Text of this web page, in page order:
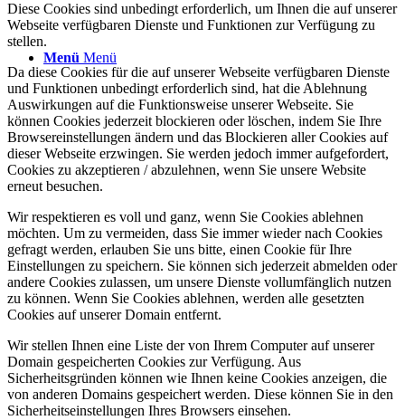
Menü Menü
Diese Cookies sind unbedingt erforderlich, um Ihnen die auf unserer
Webseite verfügbaren Dienste und Funktionen zur Verfügung zu
stellen.
Da diese Cookies für die auf unserer Webseite verfügbaren Dienste
und Funktionen unbedingt erforderlich sind, hat die Ablehnung
Auswirkungen auf die Funktionsweise unserer Webseite. Sie
können Cookies jederzeit blockieren oder löschen, indem Sie Ihre
Browsereinstellungen ändern und das Blockieren aller Cookies auf
dieser Webseite erzwingen. Sie werden jedoch immer aufgefordert,
Cookies zu akzeptieren / abzulehnen, wenn Sie unsere Website
erneut besuchen.
Wir respektieren es voll und ganz, wenn Sie Cookies ablehnen
möchten. Um zu vermeiden, dass Sie immer wieder nach Cookies
gefragt werden, erlauben Sie uns bitte, einen Cookie für Ihre
Einstellungen zu speichern. Sie können sich jederzeit abmelden oder
andere Cookies zulassen, um unsere Dienste vollumfänglich nutzen
zu können. Wenn Sie Cookies ablehnen, werden alle gesetzten
Cookies auf unserer Domain entfernt.
Wir stellen Ihnen eine Liste der von Ihrem Computer auf unserer
Domain gespeicherten Cookies zur Verfügung. Aus
Sicherheitsgründen können wie Ihnen keine Cookies anzeigen, die
von anderen Domains gespeichert werden. Diese können Sie in den
Sicherheitseinstellungen Ihres Browsers einsehen.